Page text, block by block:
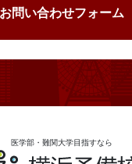
お問い合わせフォーム
医学部・難関大学目指すなら